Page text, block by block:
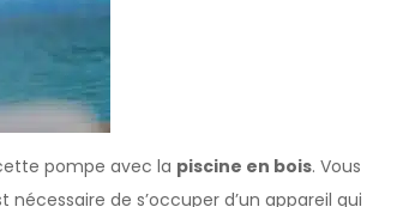
pompe avec la piscine en bois. Vous
de s’occuper d’un appareil qui